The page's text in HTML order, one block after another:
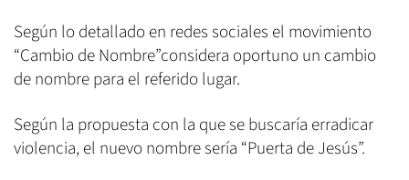
Según lo detallado en redes sociales el movimiento
“Cambio de Nombre”considera oportuno un cambio
de nombre para el referido lugar.
Según la propuesta con la que se buscaría erradicar
violencia, el nuevo nombre sería “Puerta de Jesús”.